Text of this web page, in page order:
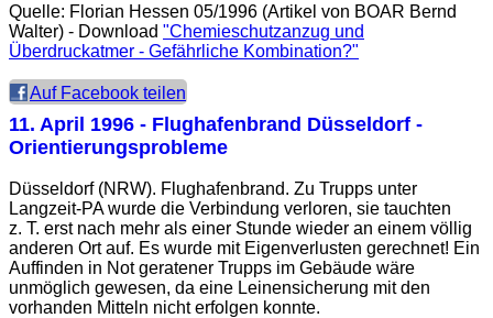
Quelle: Florian Hessen 05/1996 (Artikel von BOAR Bernd
Walter) - Download "Chemieschutzanzug und
Überdruckatmer - Gefährliche Kombination?"
Auf Facebook teilen
11. April 1996 - Flughafenbrand Düsseldorf -
Orientierungsprobleme
Düsseldorf (NRW). Flughafenbrand. Zu Trupps unter
Langzeit-PA wurde die Verbindung verloren, sie tauchten
z. T. erst nach mehr als einer Stunde wieder an einem völlig
anderen Ort auf. Es wurde mit Eigenverlusten gerechnet! Ein
Auffinden in Not geratener Trupps im Gebäude wäre
unmöglich gewesen, da eine Leinensicherung mit den
vorhanden Mitteln nicht erfolgen konnte.